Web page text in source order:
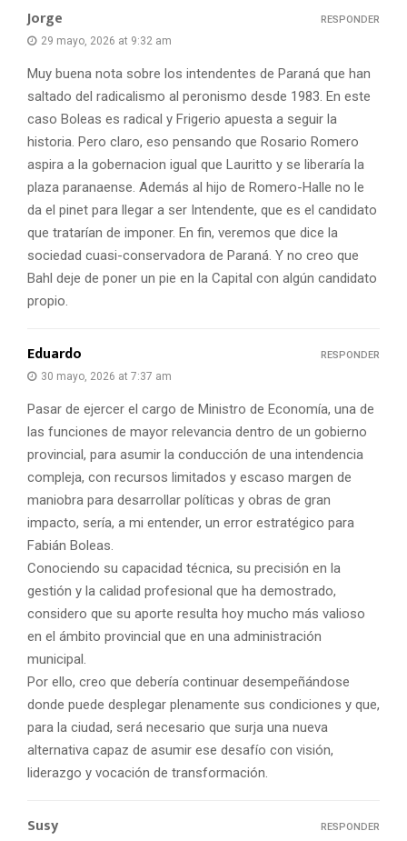
Jorge
29 mayo, 2026 at 9:32 am
Muy buena nota sobre los intendentes de Paraná que han
saltado del radicalismo al peronismo desde 1983. En este
caso Boleas es radical y Frigerio apuesta a seguir la
historia. Pero claro, eso pensando que Rosario Romero
aspira a la gobernacion igual que Lauritto y se liberaría la
plaza paranaense. Además al hijo de Romero-Halle no le
da el pinet para llegar a ser Intendente, que es el candidato
que tratarían de imponer. En fin, veremos que dice la
sociedad cuasi-conservadora de Paraná. Y no creo que
Bahl deje de poner un pie en la Capital con algún candidato
propio.
RESPONDER
Eduardo
30 mayo, 2026 at 7:37 am
Pasar de ejercer el cargo de Ministro de Economía, una de
las funciones de mayor relevancia dentro de un gobierno
provincial, para asumir la conducción de una intendencia
compleja, con recursos limitados y escaso margen de
maniobra para desarrollar políticas y obras de gran
impacto, sería, a mi entender, un error estratégico para
Fabián Boleas.
Conociendo su capacidad técnica, su precisión en la
gestión y la calidad profesional que ha demostrado,
considero que su aporte resulta hoy mucho más valioso
en el ámbito provincial que en una administración
municipal.
Por ello, creo que debería continuar desempeñándose
donde puede desplegar plenamente sus condiciones y que,
para la ciudad, será necesario que surja una nueva
alternativa capaz de asumir ese desafío con visión,
liderazgo y vocación de transformación.
RESPONDER
Susy RESPONDER